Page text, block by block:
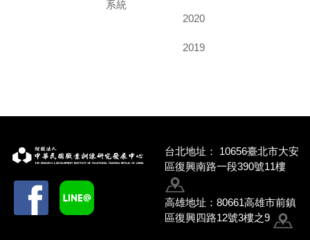
系統
2020
2019
台北地址：
10656臺北市大安
區復興南路一段390號11樓
高雄地址：80661高雄市前鎮
區復興四路12號3樓之9